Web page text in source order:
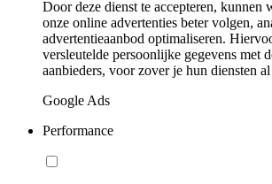
Door deze dienst te accepteren, kunnen
onze online advertenties beter volgen,
advertentieaanbod optimaliseren.
versleutelde persoonlijke gegevens met
aanbieders, voor zover je hun diensten
Google Ads
Performance